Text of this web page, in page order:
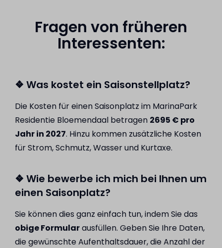
Fragen von früheren
Interessenten:
❖ Was kostet ein Saisonstellplatz?
Die Kosten für einen Saisonplatz im MarinaPark
Residentie Bloemendaal betragen 2695 € pro
Jahr in 2027. Hinzu kommen zusätzliche Kosten
für Strom, Schmutz, Wasser und Kurtaxe.
❖ Wie bewerbe ich mich bei Ihnen um
einen Saisonplatz?
Sie können dies ganz einfach tun, indem Sie das
obige Formularausfüllen. Geben Sie Ihre Daten,
die gewünschte Aufenthaltsdauer, die Anzahl der